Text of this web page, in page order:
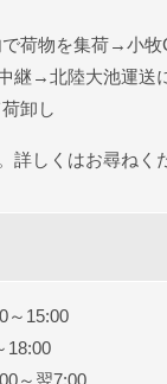
荷物を集荷→小牧
継→北陸大池運送
卸し
しくはお尋ねく
15:00
～翌7:00